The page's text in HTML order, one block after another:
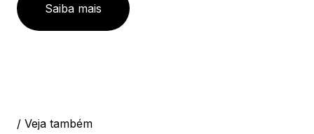
Saiba mais
/ Veja também